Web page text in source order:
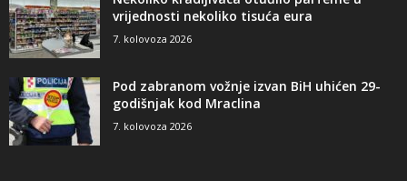
vrijednosti nekoliko tisuća eura
7. kolovoza 2026
Pod zabranom vožnje izvan BiH uhićen 29-
godišnjak kod Mraclina
7. kolovoza 2026